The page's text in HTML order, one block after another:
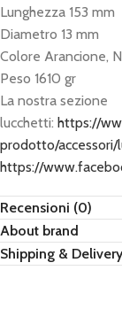
Lunghezza 153 mm
Diametro 13 mm
Colore Arancione,
Peso 1610 gr
La nostra sezione
lucchetti: https://
prodotto/accessori/
https://
Recensioni (0)
About brand
Shipping & Delivery